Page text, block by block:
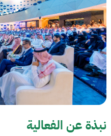
نبذة عن الفعالية